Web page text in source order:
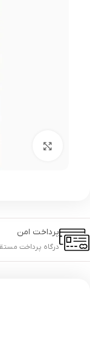
برای
پرداخت امن
درگاه پرداخت